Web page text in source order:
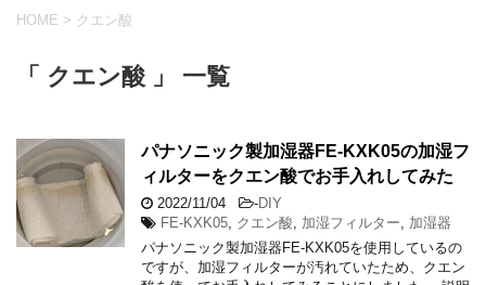
HOME > クエン酸
「 クエン酸 」 一覧
パナソニック製加湿器FE-KXK05の加湿フ
ィルターをクエン酸でお手入れしてみた
2022/11/04 -DIY
FE-KXK05 クエン酸 加湿フィルター
加湿器
パナソニック製加湿器FE-KXK05を使用しているの
ですが、加湿フィルターが汚れていたため、クエン